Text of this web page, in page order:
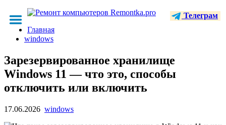
Телеграм
Главная
windows
Зарезервированное хранилище
Windows 11 — что это, способы
отключить или включить
17.06.2026 windows